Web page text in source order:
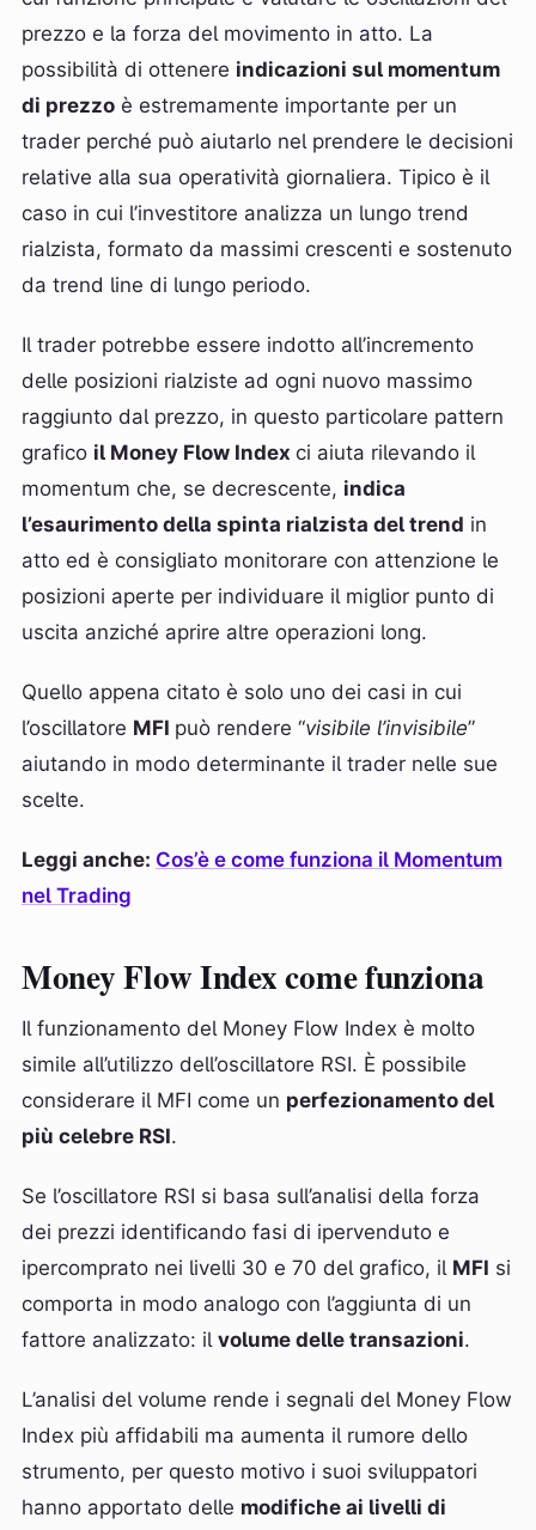
prezzo e la forza del movimento in atto. La
possibilità di ottenere indicazioni sul momentum
di prezzo è estremamente importante per un
trader perché può aiutarlo nel prendere le decisioni
relative alla sua operatività giornaliera. Tipico è il
caso in cui l’investitore analizza un lungo trend
rialzista, formato da massimi crescenti e sostenuto
da trend line di lungo periodo.
Il trader potrebbe essere indotto all’incremento
delle posizioni rialziste ad ogni nuovo massimo
raggiunto dal prezzo, in questo particolare pattern
grafico il Money Flow Index ci aiuta rilevando il
momentum che, se decrescente, indica
l’esaurimento della spinta rialzista del trend in
atto ed è consigliato monitorare con attenzione le
posizioni aperte per individuare il miglior punto di
uscita anziché aprire altre operazioni long.
Quello appena citato è solo uno dei casi in cui
l’oscillatore MFI può rendere “visibile l’invisibile”
aiutando in modo determinante il trader nelle sue
scelte.
Leggi anche: Cos’è e come funziona il Momentum
nel Trading
Money Flow Index come funziona
Il funzionamento del Money Flow Index è molto
simile all’utilizzo dell’oscillatore RSI. È possibile
considerare il MFI come un perfezionamento del
più celebre RSI.
Se l’oscillatore RSI si basa sull’analisi della forza
dei prezzi identificando fasi di ipervenduto e
ipercomprato nei livelli 30 e 70 del grafico, il MFI si
comporta in modo analogo con l’aggiunta di un
fattore analizzato: il volume delle transazioni.
L’analisi del volume rende i segnali del Money Flow
Index più affidabili ma aumenta il rumore dello
strumento, per questo motivo i suoi sviluppatori
hanno apportato delle modifiche ai livelli di